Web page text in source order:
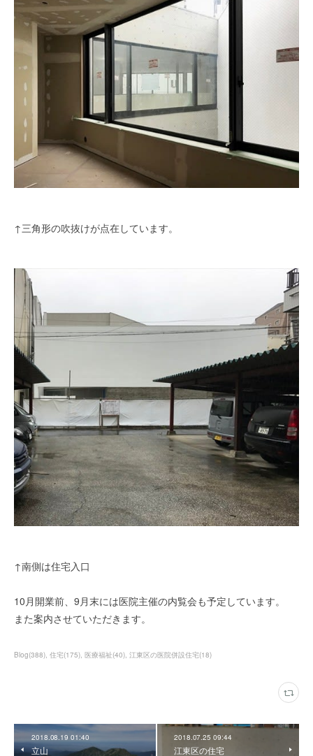
↑三角形の吹抜けが点在しています。
↑南側は住宅入口
10月開業前、9月末には医院主催の内覧会も予定しています。
また案内させていただきます。
Blog(388) 住宅(175) 医療福祉(40) 江東区の医院併設住宅(18)
2018.08.19 01:40
立山
2018.07.25 09:44
江東区の住宅